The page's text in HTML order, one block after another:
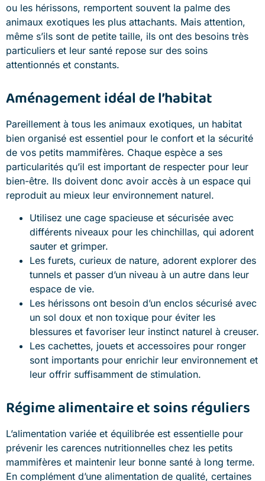
ou les hérissons, remportent souvent la palme des
animaux exotiques les plus attachants. Mais attention,
même s’ils sont de petite taille, ils ont des besoins très
particuliers et leur santé repose sur des soins
attentionnés et constants.
Aménagement idéal de l’habitat
Pareillement à tous les animaux exotiques, un habitat
bien organisé est essentiel pour le confort et la sécurité
de vos petits mammifères. Chaque espèce a ses
particularités qu’il est important de respecter pour leur
bien-être. Ils doivent donc avoir accès à un espace qui
reproduit au mieux leur environnement naturel.
Utilisez une cage spacieuse et sécurisée avec
différents niveaux pour les chinchillas, qui adorent
sauter et grimper.
Les furets, curieux de nature, adorent explorer des
tunnels et passer d’un niveau à un autre dans leur
espace de vie.
Les hérissons ont besoin d’un enclos sécurisé avec
un sol doux et non toxique pour éviter les
blessures et favoriser leur instinct naturel à creuser.
Les cachettes, jouets et accessoires pour ronger
sont importants pour enrichir leur environnement et
leur offrir suffisamment de stimulation.
Régime alimentaire et soins réguliers
L’alimentation variée et équilibrée est essentielle pour
prévenir les carences nutritionnelles chez les petits
mammifères et maintenir leur bonne santé à long terme.
En complément d’une alimentation de qualité, certaines